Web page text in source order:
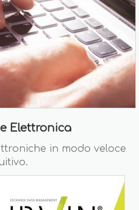
Elettronica
in modo veloce